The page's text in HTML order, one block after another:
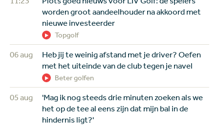
worden groot aandeelhouder na akkoord met
nieuwe investeerder
Topgolf
06 aug
Heb jij te weinig afstand met je driver? Oefen
met het uiteinde van de club tegen je navel
Beter golfen
05 aug
'Mag ik nog steeds drie minuten zoeken als we
het op de tee al eens zijn dat mijn bal in de
hindernis ligt?'